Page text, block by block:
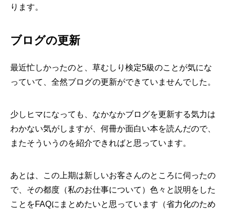
ります。
ブログの更新
最近忙しかったのと、草むしり検定5級のことが気にな
っていて、全然ブログの更新ができていませんでした。
少しヒマになっても、なかなかブログを更新する気力は
わかない気がしますが、何冊か面白い本を読んだので、
またそういうのを紹介できればと思っています。
あとは、この上期は新しいお客さんのところに伺ったの
で、その都度（私のお仕事について）色々と説明をした
ことをFAQにまとめたいと思っています（省力化のため